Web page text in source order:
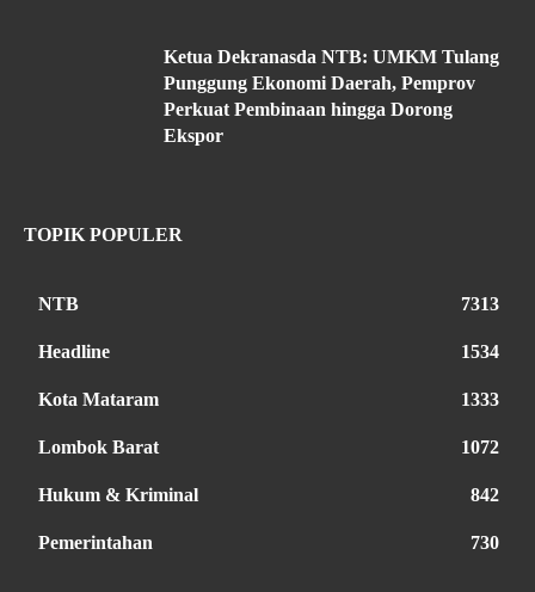
Ketua Dekranasda NTB: UMKM Tulang
Punggung Ekonomi Daerah, Pemprov
Perkuat Pembinaan hingga Dorong
Ekspor
TOPIK POPULER
NTB 7313
Headline 1534
Kota Mataram 1333
Lombok Barat 1072
Hukum & Kriminal 842
Pemerintahan 730